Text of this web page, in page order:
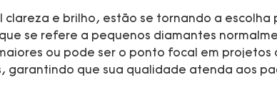
clareza e brilho, estão se tornando a
se refere a pequenos diamantes
ou pode ser o ponto focal em projetos
que sua qualidade atenda aos